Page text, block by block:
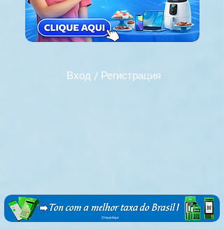
Вход / Регистрация